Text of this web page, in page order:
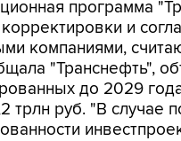
компаниями,
"Транснефть",
до 2029
трлн руб. "В случае
финансироваться